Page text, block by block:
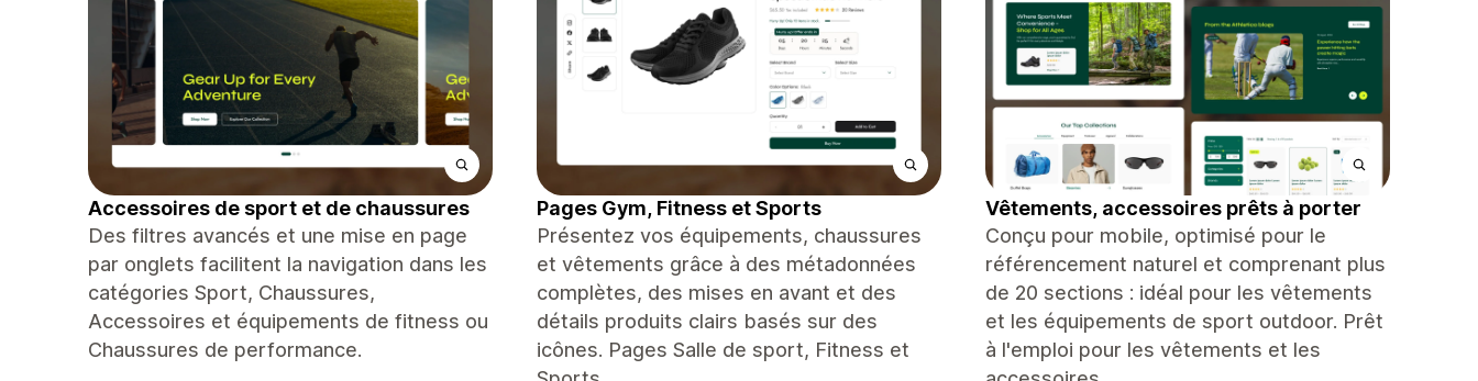
Accessoires de sport et de chaussures
Des filtres avancés et une mise en page
par onglets facilitent la navigation dans les
catégories Sport, Chaussures,
Accessoires et équipements de fitness ou
Chaussures de performance.
Pages Gym, Fitness et Sports
Présentez vos équipements, chaussures
et vêtements grâce à des métadonnées
complètes, des mises en avant et des
détails produits clairs basés sur des
icônes. Pages Salle de sport, Fitness et
Vêtements, accessoires prêts à porter
Conçu pour mobile, optimisé pour le
référencement naturel et comprenant plus
de 20 sections : idéal pour les vêtements
et les équipements de sport outdoor. Prêt
à l'emploi pour les vêtements et les